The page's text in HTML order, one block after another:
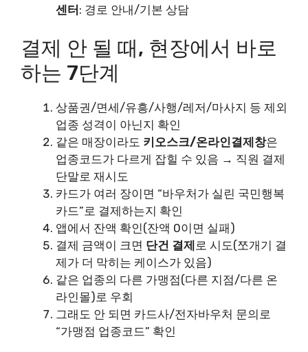
센터: 경로 안내/기본 상담
결제 안 될 때, 현장에서 바로
하는 7단계
상품권/면세/유흥/사행/레저/마사지 등 제외
업종 성격이 아닌지 확인
같은 매장이라도 키오스크/온라인결제창은
업종코드가 다르게 잡힐 수 있음 → 직원 결제
단말로 재시도
카드가 여러 장이면 “바우처가 실린 국민행복
카드”로 결제하는지 확인
앱에서 잔액 확인(잔액 0이면 실패)
결제 금액이 크면 단건 결제 로 시도(쪼개기 결
제가 더 막히는 케이스가 있음)
같은 업종의 다른 가맹점(다른 지점/다른 온
라인몰)로 우회
그래도 안 되면 카드사/전자바우처 문의로
“가맹점 업종코드” 확인